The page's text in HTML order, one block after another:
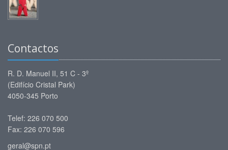
Contactos
R. D. Manuel II, 51 C - 3º
(Edifício Cristal Park)
4050-345 Porto
Telef: 226 070 500
Fax: 226 070 596
geral@spn.pt